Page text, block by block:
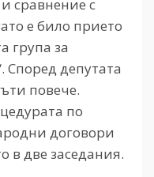
сравнение с
е било прието
група за
Според депутата
повече.
по
договори
в две заседания.